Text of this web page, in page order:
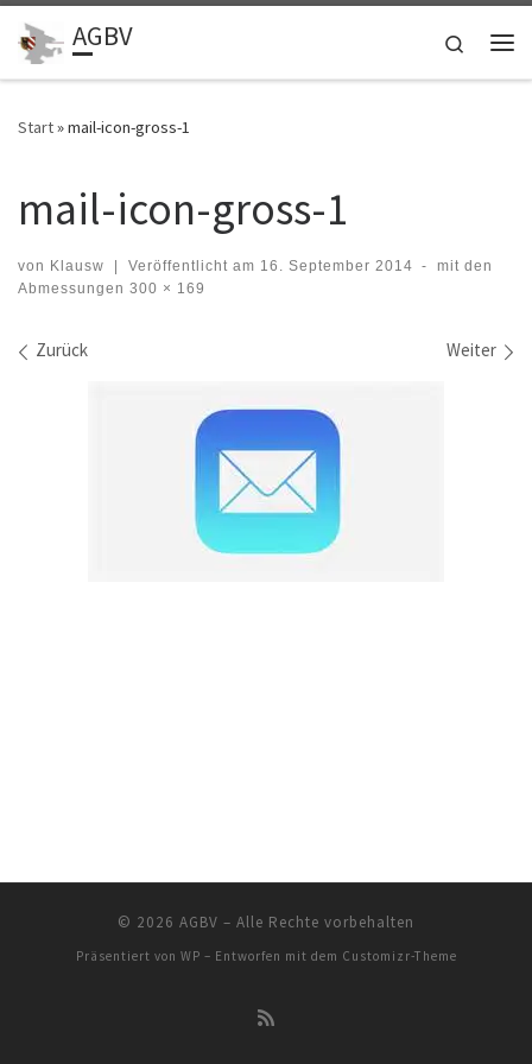
Zum Inhalt springen
AGBV
Search
Start»mail-icon-gross-1
mail-icon-gross-1
von Klausw | Veröffentlicht am 16. September 2014 -
mit den
Abmessungen 300 × 169
Bilder Navigation
Zurück Weiter
© 2026 AGBV – Alle Rechte vorbehalten
Präsentiert von WP – Entworfen mit dem Customizr-Theme